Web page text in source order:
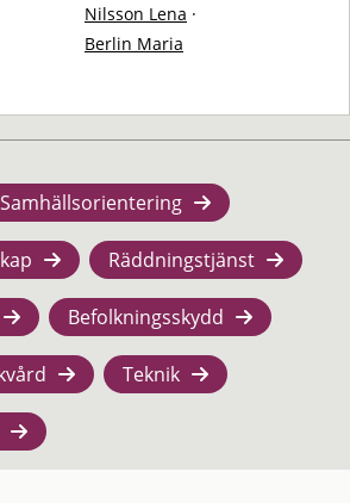
Nilsson Lena ·
Berlin Maria
Samhällsorientering
Räddningstjänst
Befolkningsskydd
Teknik